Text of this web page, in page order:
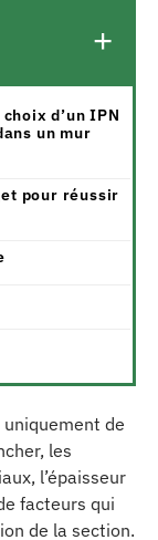
d’un IPN
un mur
pour réussir
uniquement de
les
l’épaisseur
facteurs qui
de la section.